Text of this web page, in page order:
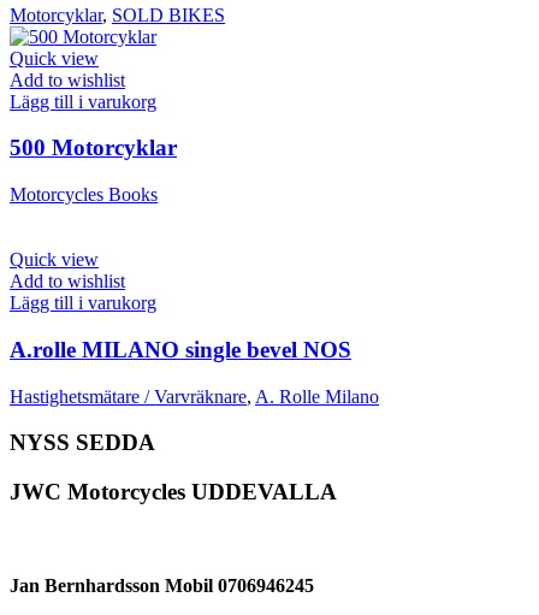
Motorcyklar, SOLD BIKES
Quick view
Add to wishlist
Lägg till i varukorg
500 Motorcyklar
Motorcycles Books
Quick view
Add to wishlist
Lägg till i varukorg
A.rolle MILANO single bevel NOS
Hastighetsmätare / Varvräknare, A. Rolle Milano
NYSS SEDDA
JWC Motorcycles UDDEVALLA
Jan Bernhardsson Mobil 0706946245